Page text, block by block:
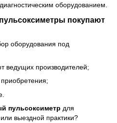
оборудованием.
покупают
оборудования под
ведущих производителей;
пульсоксиметр для
выездной практики?